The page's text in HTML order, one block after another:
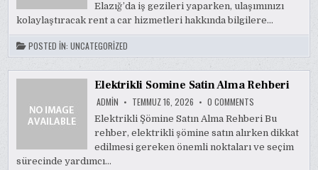
İCIN
RENT
A
CAR
Elazığ’da iş gezileri yaparken, ulaşımınızı
kolaylaştıracak rent a car hizmetleri hakkında bilgilere…
POSTED IN:UNCATEGORIZED
Elektrikli Somine Satin Alma Rehberi
ADMIN TEMMUZ 16, 2026 0 COMMENTS
SOMINE
SATIN
ALMA
REHBERI
Elektrikli Şömine Satın Alma Rehberi Bu
rehber, elektrikli şömine satın alırken dikkat
edilmesi gereken önemli noktaları ve seçim
sürecinde yardımcı…